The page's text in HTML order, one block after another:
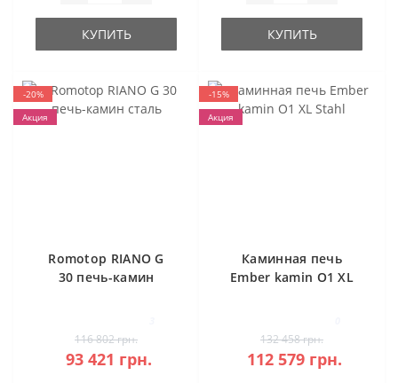
КУПИТЬ КУПИТЬ
-20%
Акция
Romotop RIANO G
30 печь-камин
116 802 грн.
93 421 грн.
-15%
Акция
Каминная печь
Ember kamin O1 XL
132 458 грн.
112 579 грн.